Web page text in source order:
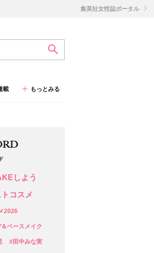
載 もっとみる
集英社女性誌ポータル
しよう
コスメ
2026
ベースメイク
#田中みな実